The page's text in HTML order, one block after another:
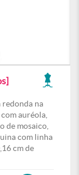
redonda na
auréola,
de mosaico,
com linha
cm de